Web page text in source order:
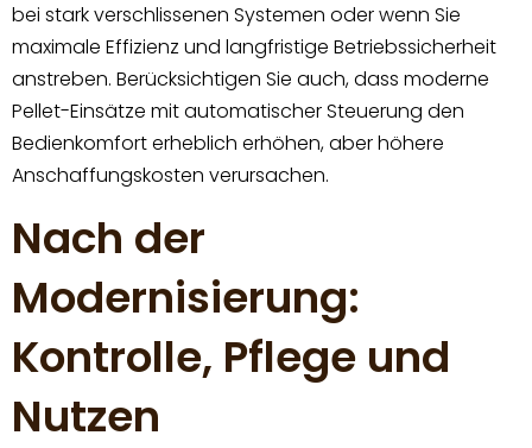
bei stark verschlissenen Systemen oder wenn Sie
maximale Effizienz und langfristige Betriebssicherheit
anstreben. Berücksichtigen Sie auch, dass moderne
Pellet-Einsätze mit automatischer Steuerung den
Bedienkomfort erheblich erhöhen, aber höhere
Anschaffungskosten verursachen.
Nach der
Modernisierung:
Kontrolle, Pflege und
Nutzen